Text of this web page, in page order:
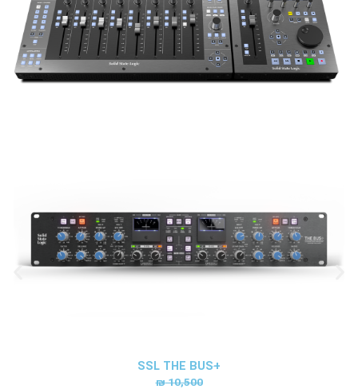
SSL THE BUSּ+
₪10,500
ה
ה